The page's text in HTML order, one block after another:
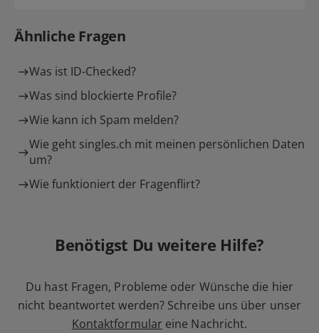
Ähnliche Fragen
Was ist ID-Checked?
Was sind blockierte Profile?
Wie kann ich Spam melden?
Wie geht singles.ch mit meinen persönlichen Daten
um?
Wie funktioniert der Fragenflirt?
Benötigst Du weitere Hilfe?
Du hast Fragen, Probleme oder Wünsche die hier
nicht beantwortet werden? Schreibe uns über unser
Kontaktformular eine Nachricht.